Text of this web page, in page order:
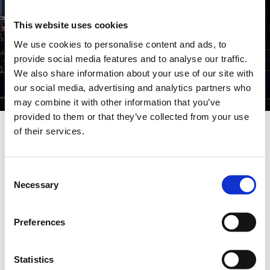
This website uses cookies
We use cookies to personalise content and ads, to
provide social media features and to analyse our traffic.
We also share information about your use of our site with
our social media, advertising and analytics partners who
may combine it with other information that you’ve
provided to them or that they’ve collected from your use
of their services.
Selection
Necessary
Preferences
Statistics
Paris.
Nous avons hâte de vous accueillir pour cet
événement incontournable.
Bénéficiez de laprésence de